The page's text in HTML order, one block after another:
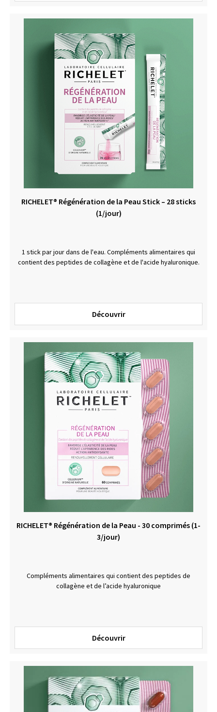
RICHELET® Régénération de la Peau Stick – 28 sticks
(1/jour)
1 stick par jour dans de l'eau. Compléments alimentaires qui
contient des peptides de collagène et de l'acide hyaluronique.
Découvrir
RICHELET® Régénération de la Peau - 30 comprimés (1-
3/jour)
Compléments alimentaires qui contient des peptides de
collagène et de l’acide hyaluronique
Découvrir